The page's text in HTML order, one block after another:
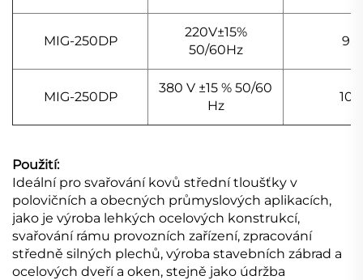
MIG-250DP
220V±15%
50/60Hz
9.5
MIG-250DP
380 V ±15 % 50/60
Hz
10.5
Použití:
Ideální pro svařování kovů střední tloušťky v
polovičních a obecných průmyslových aplikacích,
jako je výroba lehkých ocelových konstrukcí,
svařování rámu provozních zařízení, zpracování
středně silných plechů, výroba stavebních zábrad a
ocelových dveří a oken, stejně jako údržba